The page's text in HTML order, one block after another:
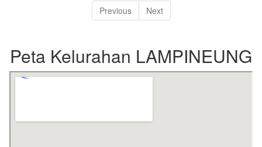
Previous Next
Peta Kelurahan LAMPINEUNG